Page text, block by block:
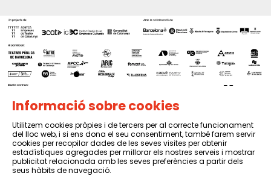
Sitemap | Avís Legal | Política de privacitat | Contactar
Informació sobre cookies
Utilitzem cookies pròpies i de tercers per al correcte funcionament
del lloc web, i si ens dona el seu consentiment, també farem servir
cookies per recopilar dades de les seves visites per obtenir
estadístiques agregades per millorar els nostres serveis i mostrar
publicitat relacionada amb les seves preferències a partir dels
seus hàbits de navegació.